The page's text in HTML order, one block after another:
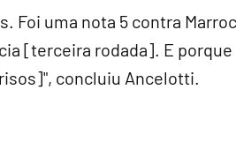
Foi uma nota 5 contra
[terceira rodada]. E porque
concluiu Ancelotti.